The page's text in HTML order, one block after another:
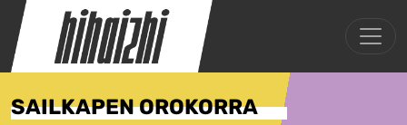
SAILKAPEN OROKORRA